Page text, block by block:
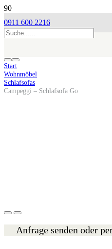
0911 600 2216
Start
Wohnmöbel
Schlafsofas
Campeggi – Schlafsofa Go
Anfrage senden oder